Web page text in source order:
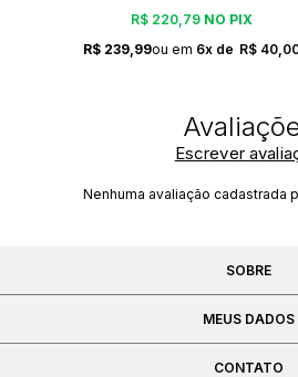
R$ 220,79 NO PIX
R$ 239,99
6x R$
Escrever
Nenhuma avaliação cadastrada
SOBRE
MEUS DADOS
CONTATO